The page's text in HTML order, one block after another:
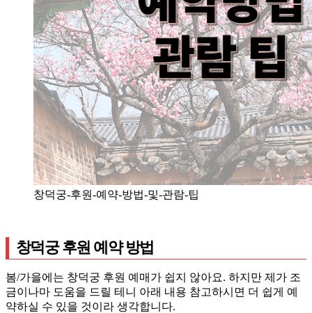
창덕궁-후원-예약-방법-및-관람-팁
창덕궁 후원 예약 방법
봄/가을에는 창덕궁 후원 예매가 쉽지 않아요. 하지만 제가 조
금이나마 도움을 드릴 테니 아래 내용 참고하시면 더 쉽게 예
약하실 수 있을 것이라 생각합니다.